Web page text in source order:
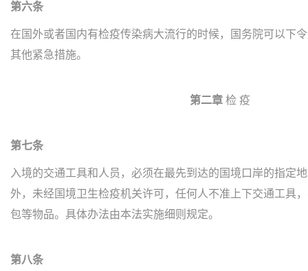
第六条
在国外或者国内有检疫传染病大流行的时候，国务院可以下
其他紧急措施。
第二章 检 疫
第七条
入境的交通工具和人员，必须在最先到达的国境口岸的指定
外，未经国境卫生检疫机关许可，任何人不准上下交通工具
包等物品。具体办法由本法实施细则规定。
第八条